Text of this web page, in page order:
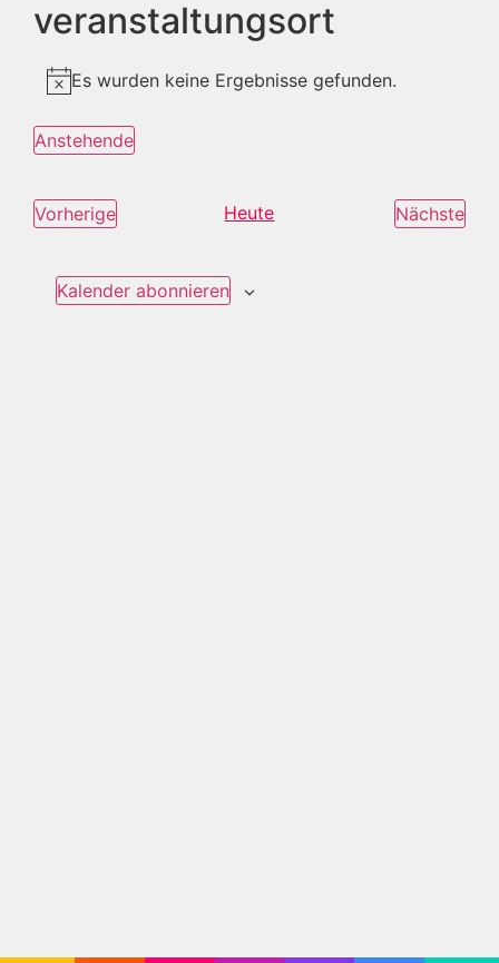
veranstaltungsort
Hinweis
Es wurden keine Ergebnisse gefunden.
Anstehende
Datum
VorherigeVeranstaltungenHeute Nächste
Kalender abonnieren